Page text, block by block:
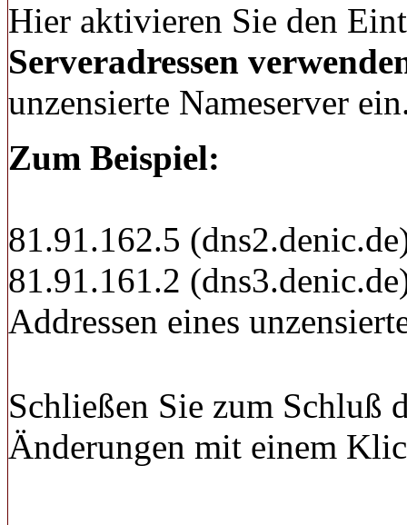
Hier aktivieren Sie den
Serveradressen
unzensierte Nameserver
Zum Beispiel:
81.91.162.5
81.91.161.2
Addressen eines
Schließen Sie zum Schluß
Änderungen mit einem